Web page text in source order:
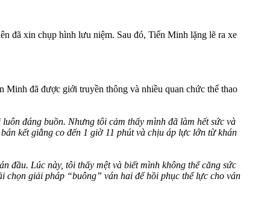
đã xin chụp hình lưu niệm. Sau đó, Tiến Minh lặng lẽ ra xe
đã được giới truyền thông và nhiều quan chức thể thao
đáng buồn. Nhưng tôi cảm thấy mình đã làm hết sức và
kết giằng co đến 1 giờ 11 phút và chịu áp lực lớn từ khán
đầu. Lúc này, tôi thấy mệt và biết mình không thể căng sức
giải pháp “buông” ván hai để hồi phục thể lực cho ván